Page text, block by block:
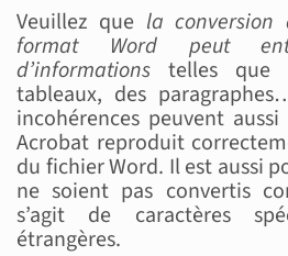
Veuillez que la conversion
format Word peut
d’informationstelles que
tableaux, des
incohérences peuvent
Acrobat reproduit
du fichier Word. Il est aussi
ne soient pas convertis
s’agit de caractères
étrangères.